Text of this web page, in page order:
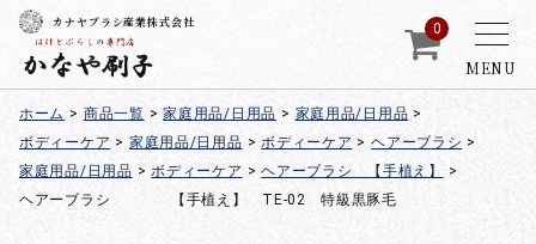
MENU
カナヤブラシ産業株式会社 0
ホーム > 商品一覧 > 家庭用品/日用品 > 家庭用品/日用品 >
ボディーケア > 家庭用品/日用品 > ボディーケア > ヘアーブラシ >
家庭用品/日用品 > ボディーケア > ヘアーブラシ 【手植え】
>
ヘアーブラシ 【手植え】 TE-02 特級黒豚毛